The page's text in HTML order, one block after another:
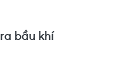
bầu khí